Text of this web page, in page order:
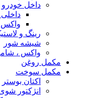
داخل خودرو
واکس
رینگ و
شیشه شور
واکس ،
مکمل روغن
مکمل سوخت
اکتان بوستر
انژکتور